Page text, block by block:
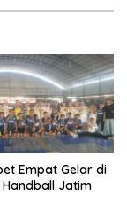
Empat Gelar di
Jatim